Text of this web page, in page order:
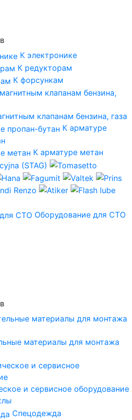
К электронике
К редукторам
К форсункам
клапанам бензина, газа
К арматуре
К арматуре метан
Оборудование для СТО
материалы для монтажа
и сервисное оборудование
Спецодежда